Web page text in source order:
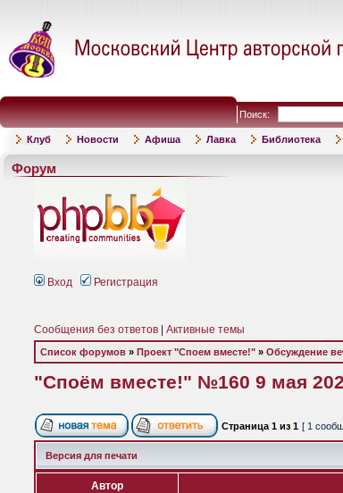
Поиск:
Клуб Новости Афиша Лавка Библиотека
Форум
Вход Регистрация
Сообщения без ответов Активные темы
Список форумов » Проект "Споем вместе!" » Обсуждение
"Споём вместе!" №160 9 мая
Страница 1 из 1 [ 1
Версия для печати
Автор